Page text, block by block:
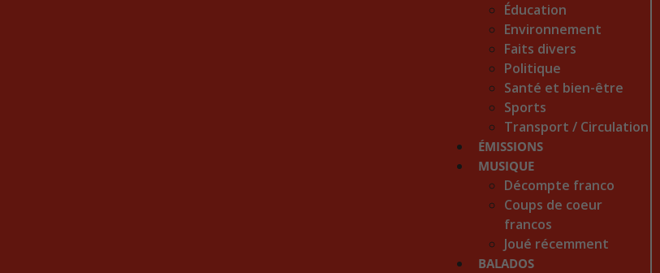
Éducation
Environnement
Faits divers
Politique
Santé et bien-être
Sports
Transport / Circulation
ÉMISSIONS
MUSIQUE
Décompte franco
Coups de coeur
francos
Joué récemment
BALADOS